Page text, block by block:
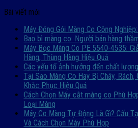
Bài viết mới
Máy Đóng Gói Màng Co Công
Bao bì màng co: Người bán hàng
Máy Bọc Màng Co PE 5540-4535:
Hàng, Thùng Hàng Hiệu Quả
Các yếu tố ảnh hưởng đến chất
Tại Sao Màng Co Hay Bị Cháy, Rách,
Khắc Phục Hiệu Quả
Cách Chọn Máy cắt màng co Phù
Loại Màng
Máy Co Màng Tự Động Là Gì? Cấu
Và Cách Chọn Máy Phù Hợp